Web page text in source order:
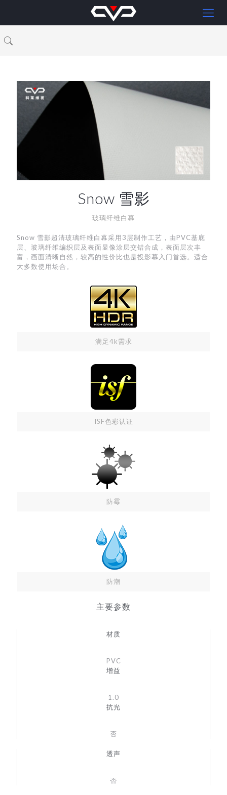
Snow 雪影
玻璃纤维白幕
Snow 雪影超清玻璃纤维白幕采用3层制作工艺，由PVC基底
层、玻璃纤维编织层及表面显像涂层交错合成，表面层次丰
富，画面清晰自然，较高的性价比也是投影幕入门首选。适合
大多数使用场合。
满足4k需求
ISF色彩认证
防霉
防潮
主要参数
材质
PVC
增益
1.0
抗光
否
透声
否